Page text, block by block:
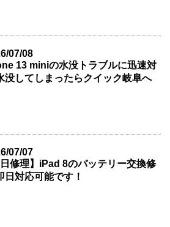
07/08
13 miniの水没トラブルに迅速対
没してしまったらクイック岐阜へ
07/07
日修理】iPad 8のバッテリー交換修
日対応可能です！